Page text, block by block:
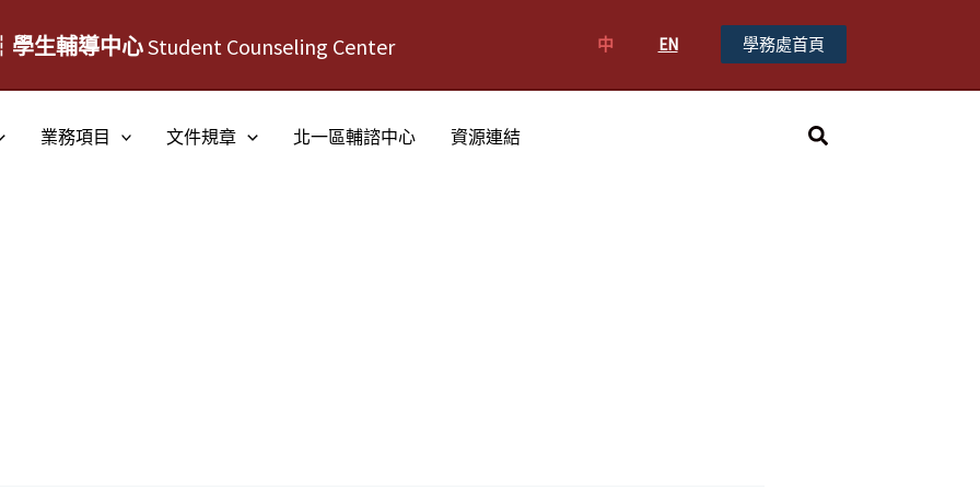
生輔導中心Student Counseling Center 中 EN 學務處首頁
業務項目 文件規章 北一區輔諮中心 資源連結
搜